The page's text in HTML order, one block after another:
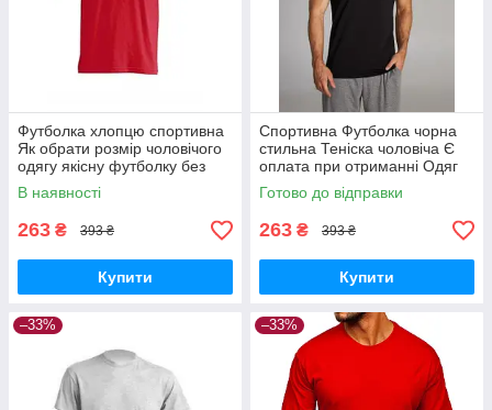
Футболка хлопцю спортивна
Як обрати розмір чоловічого
одягу якісну футболку без
передоплати новою поштою
Модні футболки хлопчику
В наявності
263 ₴ 393 ₴
Купити
Спортивна Футболка чорна
стильна Теніска чоловіча Є
оплата при отриманні Одяг
хлопцю для дому якісну
Футболку з бавовни на літо
Готово до відправки
263 ₴ 393 ₴
Купити
–33% –33%